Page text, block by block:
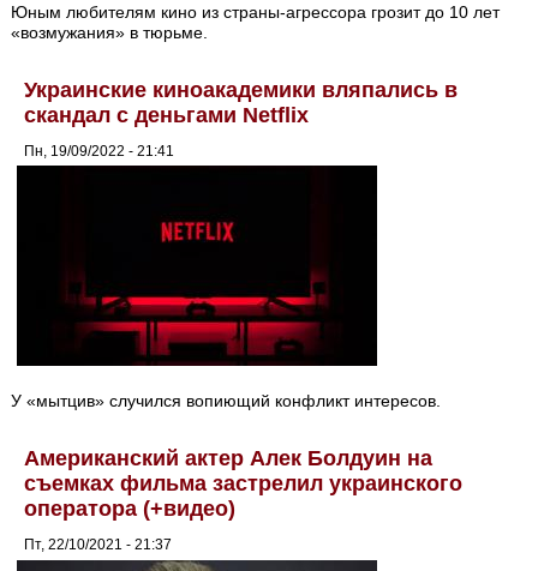
Юным любителям кино из страны-агрессора грозит до 10 лет
«возмужания» в тюрьме.
Украинские киноакадемики вляпались в
скандал с деньгами Netflix
Пн, 19/09/2022 - 21:41
У «мытцив» случился вопиющий конфликт интересов.
Американский актер Алек Болдуин на
съемках фильма застрелил украинского
оператора (+видео)
Пт, 22/10/2021 - 21:37